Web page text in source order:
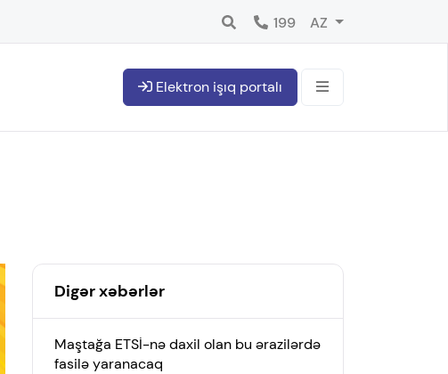
199 AZ
Elektron işıq portalı
Digər xəbərlər
Maştağa ETSİ-nə daxil olan bu ərazilərdə
fasilə yaranacaq